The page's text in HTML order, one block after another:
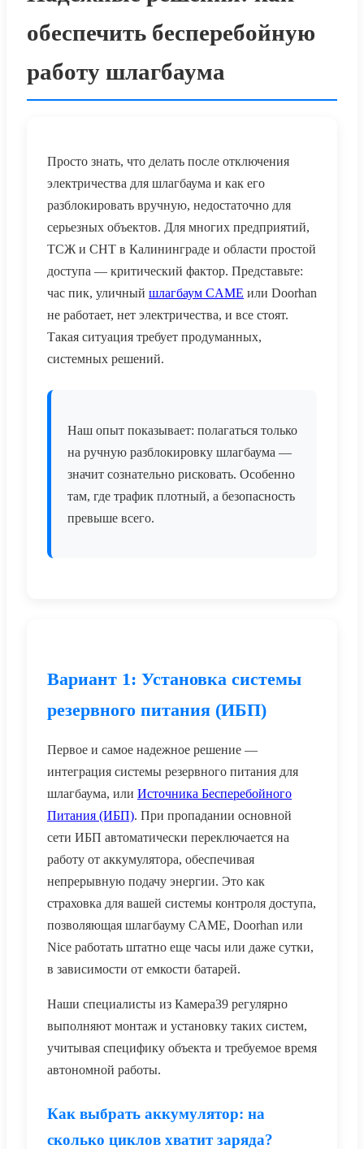
обеспечить бесперебойную
работу шлагбаума
Просто знать, что делать после отключения
электричества для шлагбаума и как его
разблокировать вручную, недостаточно для
серьезных объектов. Для многих предприятий,
ТСЖ и СНТ в Калининграде и области простой
доступа — критический фактор. Представьте:
час пик, уличный шлагбаум CAME или Doorhan
не работает, нет электричества, и все стоят.
Такая ситуация требует продуманных,
системных решений.
Наш опыт показывает: полагаться только
на ручную разблокировку шлагбаума —
значит сознательно рисковать. Особенно
там, где трафик плотный, а безопасность
превыше всего.
Вариант 1: Установка системы
резервного питания (ИБП)
Первое и самое надежное решение —
интеграция системы резервного питания для
шлагбаума, или Источника Бесперебойного
Питания (ИБП). При пропадании основной
сети ИБП автоматически переключается на
работу от аккумулятора, обеспечивая
непрерывную подачу энергии. Это как
страховка для вашей системы контроля доступа,
позволяющая шлагбауму CAME, Doorhan или
Nice работать штатно еще часы или даже сутки,
в зависимости от емкости батарей.
Наши специалисты из Камера39 регулярно
выполняют монтаж и установку таких систем,
учитывая специфику объекта и требуемое время
автономной работы.
Как выбрать аккумулятор: на
сколько циклов хватит заряда?